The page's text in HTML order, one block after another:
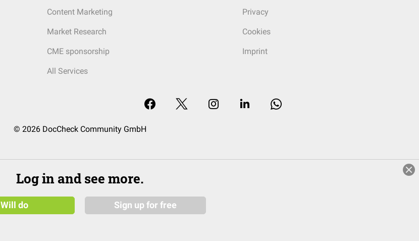
Content Marketing
Market Research
CME sponsorship
All Services
Privacy
Cookies
Imprint
© 2026 DocCheck Community GmbH
Log in and see more.
Will do Sign up for free